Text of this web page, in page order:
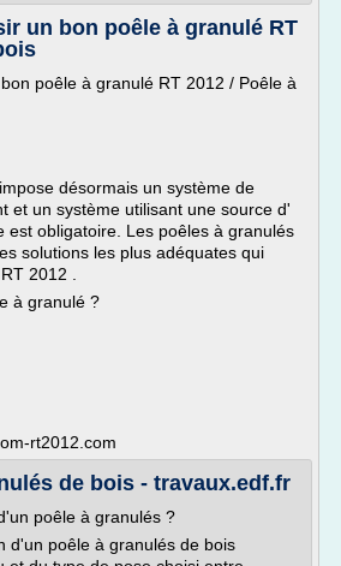
un bon poêle à granulé RT
poêle à granulé RT 2012 / Poêle à
désormais un système de
et un système utilisant une source d'
est obligatoire. Les poêles à granulés
solutions les plus adéquates qui
2012 .
à granulé ?
rt2012.com
de bois - travaux.edf.fr
poêle à granulés ?
d'un poêle à granulés de bois